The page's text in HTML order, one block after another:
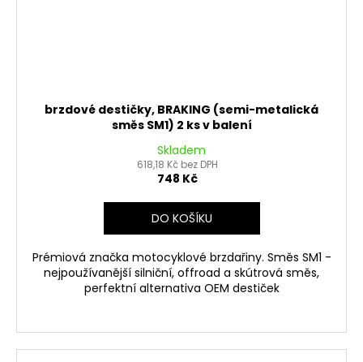
brzdové destičky, BRAKING (semi-metalická
směs SM1) 2 ks v balení
Skladem
618,18 Kč bez DPH
748 Kč
DO KOŠÍKU
Prémiová značka motocyklové brzdařiny. Směs SM1 -
nejpoužívanější silniční, offroad a skútrová směs,
perfektní alternativa OEM destiček